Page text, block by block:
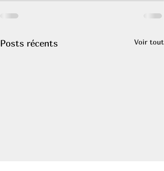
Posts récents Voir tout